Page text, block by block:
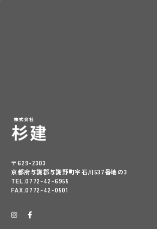
〒629-2303
京都府与謝郡与謝野町字石川537番地の3
TEL.0772-42-6955
FAX.0772-42-0501